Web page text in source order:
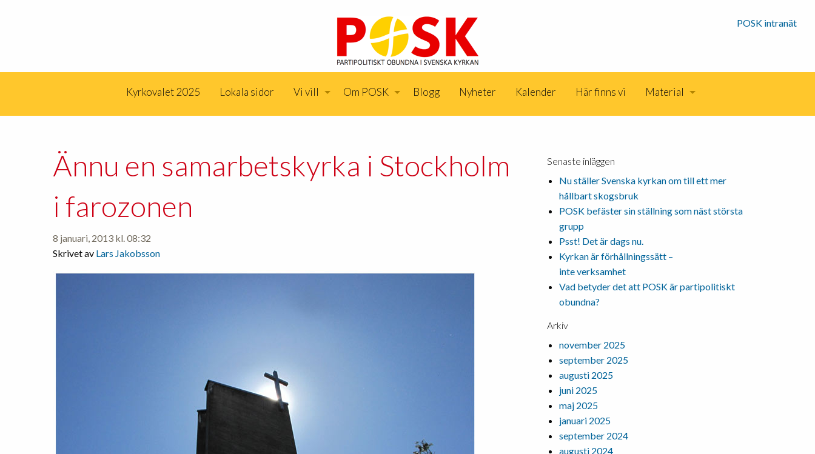
POSK intranät
Kyrkovalet 2025 Lokala sidor Vi vill Om POSK Blogg Nyheter Kalender Här finns vi Material
Ännu en samarbetskyrka i Stockholm
i farozonen
8 januari, 2013 kl. 08:32
Skrivet av Lars Jakobsson
Senaste inläggen
Nu ställer Svenska kyrkan om till ett mer
hållbart skogsbruk
POSK befäster sin ställning som näst största
grupp
Psst! Det är dags nu.
Kyrkan är förhållningssätt –
inte verksamhet
Vad betyder det att POSK är partipolitiskt
obundna?
Arkiv
november 2025
september 2025
augusti 2025
juni 2025
maj 2025
januari 2025
september 2024
augusti 2024